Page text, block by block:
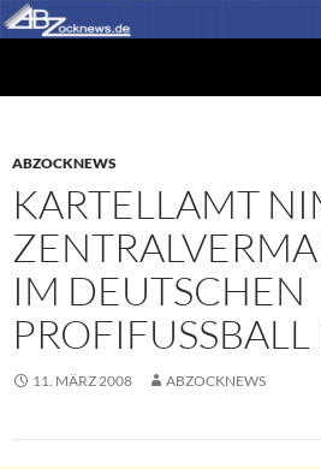
Zum
Inhalt
ABZOCKNEWS
KARTELLAMT
IM DEUTSCHEN
PROFIFUSSBALL
11. MÄRZ 2008 ABZOCKNEWS